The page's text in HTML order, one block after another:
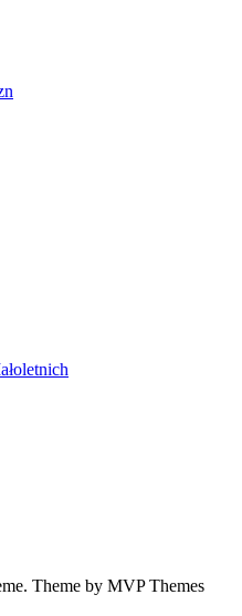
Theme by MVP Themes